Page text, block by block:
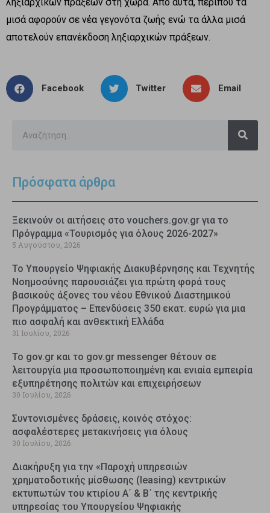
μισά αφορούν σε νέα γεγονότα ζωής ενώ τα άλλα μισά
αποτελούν επανέκδοση ληξιαρχικών πράξεων.
Facebook Twitter Email
Πρόσφατα άρθρα
Ξεκινούν οι αιτήσεις στο vouchers.gov.gr για το
Πρόγραμμα «Τουρισμός για όλους 2026-2027»
5 Αυγούστου, 2026
Το Υπουργείο Ψηφιακής Διακυβέρνησης και Τεχνητής
Νοημοσύνης παρουσιάζει για πρώτη φορά τους
βασικούς άξονες του νέου Εθνικού Διαστημικού
Προγράμματος – Επενδύσεις 350 εκατ. ευρώ για μια
πιο ασφαλή και ανθεκτική Ελλάδα
31 Ιουλίου, 2026
Το gov.gr και το gov.gr messenger θέτουν σε
λειτουργία μια προσωποποιημένη και ενιαία εμπειρία
εξυπηρέτησης πολιτών και επιχειρήσεων
30 Ιουλίου, 2026
Συντονισμένες δράσεις, κοινός στόχος:
ασφαλέστερες μετακινήσεις για όλους
30 Ιουλίου, 2026
Διακήρυξη για την «Παροχή υπηρεσιών
χρηματοδοτικής μίσθωσης (leasing) κεντρικών
εκτυπωτών του κτιρίου Α΄ & Β΄ της κεντρικής
υπηρεσίας του Υπουργείου Ψηφιακής